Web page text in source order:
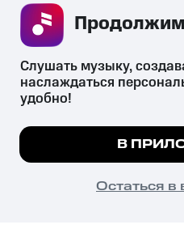
СКАЧАТЬ
психотропных веществ, их
их незаконный оборот
законодательством
© 2026 ООО «КИОН».
Все права защищены
Мы используем куки,
Подробнее
Слушать музыку,
наслаждаться
удобно!
В
Остаться в